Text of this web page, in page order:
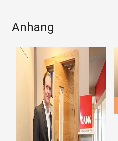
Anhang